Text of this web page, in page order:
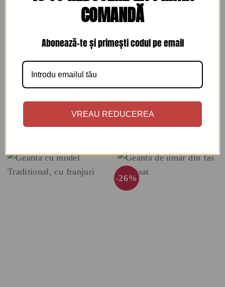
Geanta de dama, crosetata
manual Gri stralucitor
405lei
Geanta de dama, crosetata
manual Turcoaz
395lei
-26%
COMANDĂ
Abonează-te și primești codul pe email
VREAU REDUCEREA